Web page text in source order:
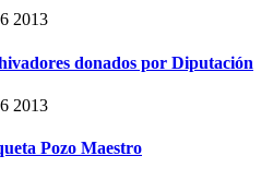
2013
donados por Diputación
2013
Pozo Maestro